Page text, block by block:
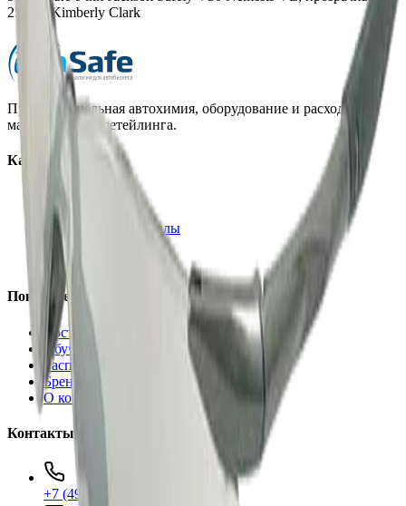
25697, Kimberly Clark
Профессиональная автохимия, оборудование и расходные
материалы для детейлинга.
Каталог
Автохимия
Оборудование
Расходные материалы
Инструменты
Аксессуары
Покупателям
Доставка и оплата
Обучение
Распродажа
Бренды
О компании
Контакты
+7 (495) 135-35-99